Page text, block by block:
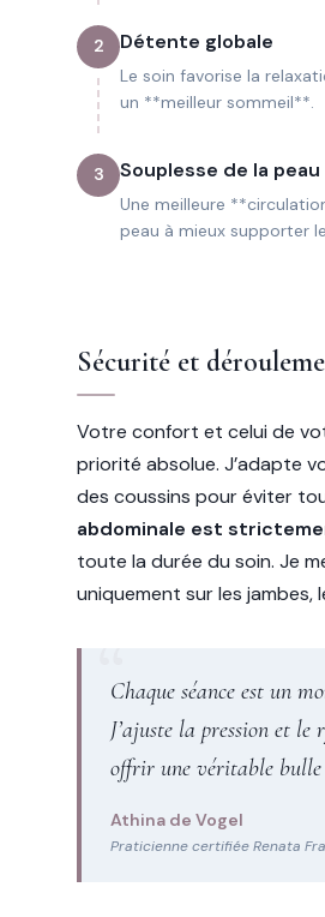
2 Détente globale
Le soin favorise la
un **meilleur sommeil**.
3 Souplesse de la peau
Une meilleure
peau à mieux supporter
Sécurité et
Votre confort et celui de
priorité absolue. J’adapte
des coussins pour éviter
abdominale est
toute la durée du soin. Je
uniquement sur les jambes,
Chaque séance est un
J’ajuste la pression et
offrir une véritable bulle
Athina de Vogel
Praticienne certifiée Renata